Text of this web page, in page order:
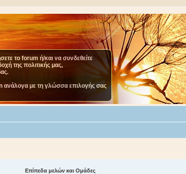
Επίπεδα μελών και Ομάδες
το forum ή/και να συνδεθείτε
της πολιτικής μας,
ανάλογα με τη γλώσσα επιλογής σας